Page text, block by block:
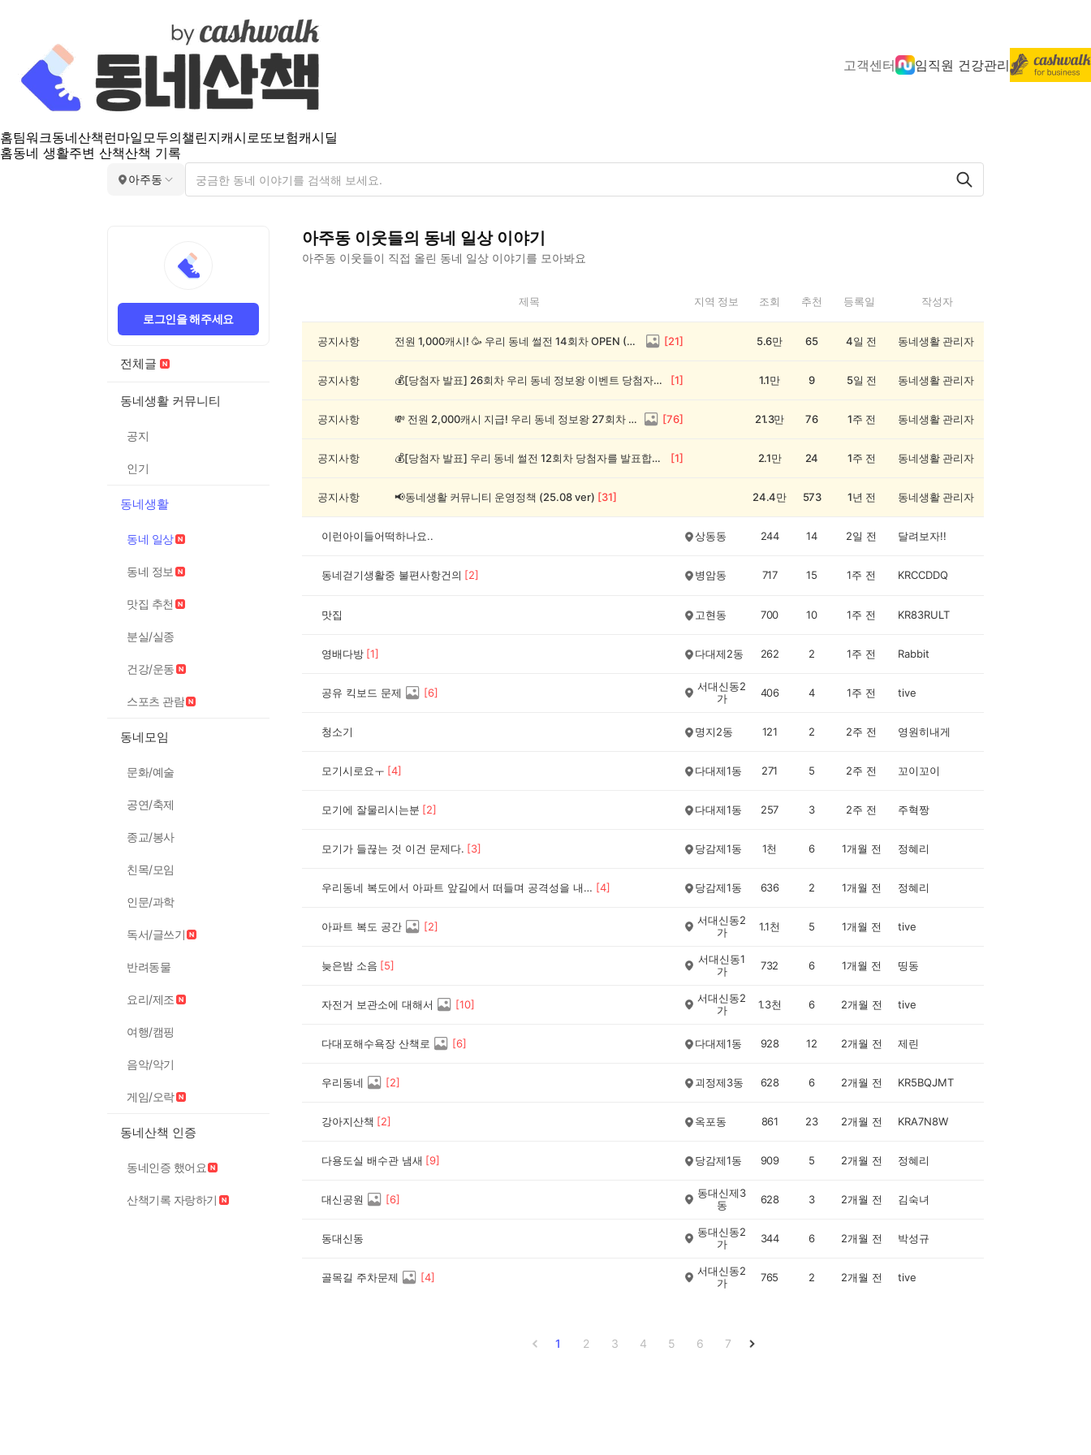
고객센터 임직원 건강관리
홈팀워크동네산책 런마일모두의챌린지캐시로또보험캐시딜
홈동네 생활주변 산책산책 기록
아주동
로그인을 해주세요
전체글
동네생활 커뮤니티
공지
인기
동네생활
동네 일상
동네 정보
맛집 추천
분실/실종
건강/운동
스포츠 관람
동네모임
문화/예술
공연/축제
종교/봉사
친목/모임
인문/과학
독서/글쓰기
반려동물
요리/제조
여행/캠핑
음악/악기
게임/오락
동네산책 인증
동네인증 했어요
산책기록 자랑하기
아주동 이웃들의 동네 일상이야기
아주동 이웃들이 직접 올린 동네 일상 이야기를 모아봐요
동
제목 지역 정보 조회 추천 등록일 작성자
공지사항 전원 1,000캐시! 🥳 우리 동네 썰전 14회차 OPEN (~8/17) [21] 5.6만 65 4일 전 동네생활 관리자
공지사항 💰[당첨자 발표] 26회차 우리 동네 정보왕 이벤트 당첨자를 발표합니다! [1] 1.1만 9 5일 전 동네생활 관리자
공지사항 💸 전원 2,000캐시 지급! 우리 동네 정보왕 27회차 (~8/10) [76] 21.3만 76 1주 전 동네생활 관리자
공지사항 💰[당첨자 발표] 우리 동네 썰전 12회차 당첨자를 발표합니다! [1] 2.1만 24 1주 전 동네생활 관리자
공지사항 📢동네생활 커뮤니티 운영정책 (25.08 ver) [31] 24.4만 573 1년 전 동네생활 관리자
이런아이들어떡하나요.. 상동동 244 14 2일 전 달려보자!!
동네걷기생활중 불편사항건의 [2] 병암동 717 15 1주 전 KRCCDDQ
맛집 고현동 700 10 1주 전 KR83RULT
영배다방 [1] 다대제2동 262 2 1주 전 Rabbit
공유 킥보드 문제 [6]
서대신동2
가
406 4 1주 전 tive
청소기 명지2동 121 2 2주 전 영원히내게
모기시로요ㅜ [4] 다대제1동 271 5 2주 전 꼬이꼬이
모기에 잘물리시는분 [2] 다대제1동 257 3 2주 전 주혁짱
모기가 들끊는 것 이건 문제다. [3] 당감제1동 1천 6 1개월 전 정혜리
우리동네 복도에서 아파트 앞길에서 떠들며 공격성을 내보이는게 문제다 [4] 당감제1동 636 2 1개월 전 정혜리
아파트 복도 공간 [2]
서대신동2
가
1.1천 5 1개월 전 tive
늦은밤 소음 [5]
서대신동1
가
732 6 1개월 전 띵동
자전거 보관소에 대해서 [10]
서대신동2
가
1.3천 6 2개월 전 tive
다대포해수욕장 산책로 [6] 다대제1동 928 12 2개월 전 제린
우리동네 [2] 괴정제3동 628 6 2개월 전 KR5BQJMT
강아지산책 [2] 옥포동 861 23 2개월 전 KRA7N8W
다용도실 배수관 냄새 [9] 당감제1동 909 5 2개월 전 정혜리
대신공원 [6]
동대신제3
동
628 3 2개월 전 김숙녀
동대신동
동대신동2
가
344 6 2개월 전 박성규
골목길 주차문제 [4]
서대신동2
가
765 2 2개월 전 tive
1 2 3 4 5 6 7